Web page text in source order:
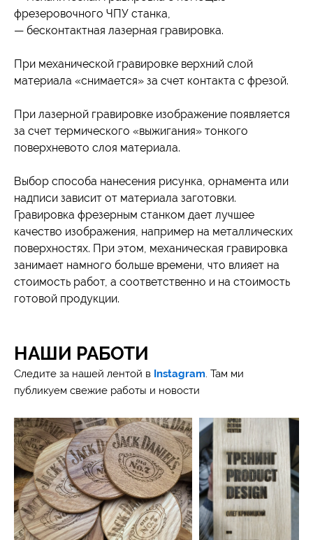
фрезеровочного ЧПУ станка,
— бесконтактная лазерная гравировка.
При механической гравировке верхний слой
материала «снимается» за счет контакта с фрезой.
При лазерной гравировке изображение появляется
за счет термического «выжигания» тонкого
поверхневото слоя материала.
Выбор способа нанесения рисунка, орнамента или
надписи зависит от материала заготовки.
Гравировка фрезерным станком дает лучшее
качество изображения, например на металлических
поверхностях. При этом, механическая гравировка
занимает намного больше времени, что влияет на
стоимость работ, а соответственно и на стоимость
готовой продукции.
НАШИ РАБОТИ
Следите за нашей лентой в Instagram. Там ми
публикуем свежие работы и новости